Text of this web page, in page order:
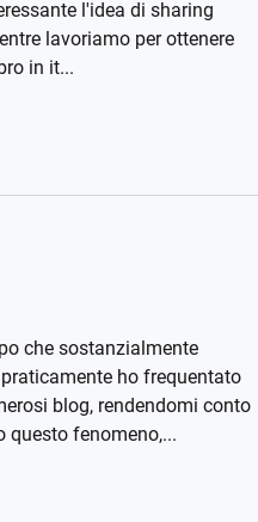
l'idea di sharing
lavoriamo per ottenere
in it...
che sostanzialmente
ho frequentato
blog, rendendomi conto
questo fenomeno,...